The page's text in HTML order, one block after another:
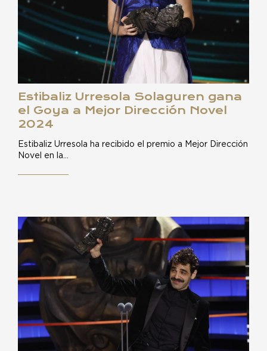
Estibaliz Urresola Solaguren gana
el Goya a Mejor Dirección Novel
2024
Estibaliz Urresola ha recibido el premio a Mejor Dirección
Novel en la…